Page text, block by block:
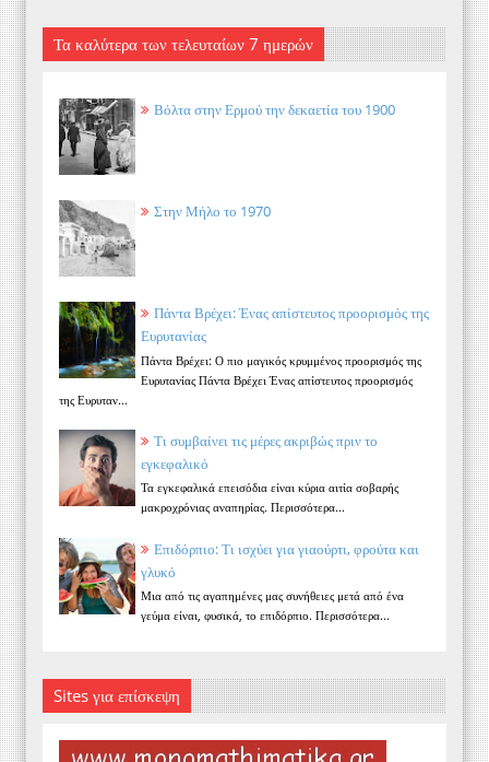
Τα καλύτερα των τελευταίων 7 ημερών
Βόλτα στην Ερμού την δεκαετία του 1900
Στην Μήλο το 1970
Πάντα Βρέχει: Ένας απίστευτος προορισμός της
Ευρυτανίας
Πάντα Βρέχει: Ο πιο μαγικός κρυμμένος προορισμός της
Ευρυτανίας Πάντα Βρέχει Ένας απίστευτος προορισμός
της Ευρυταν...
Τι συμβαίνει τις μέρες ακριβώς πριν το
εγκεφαλικό
Τα εγκεφαλικά επεισόδια είναι κύρια αιτία σοβαρής
μακροχρόνιας αναπηρίας. Περισσότερα...
Επιδόρπιο: Τι ισχύει για γιαούρτι, φρούτα και
γλυκό
Μια από τις αγαπημένες μας συνήθειες μετά από ένα
γεύμα είναι, φυσικά, το επιδόρπιο. Περισσότερα...
Sites για επίσκεψη